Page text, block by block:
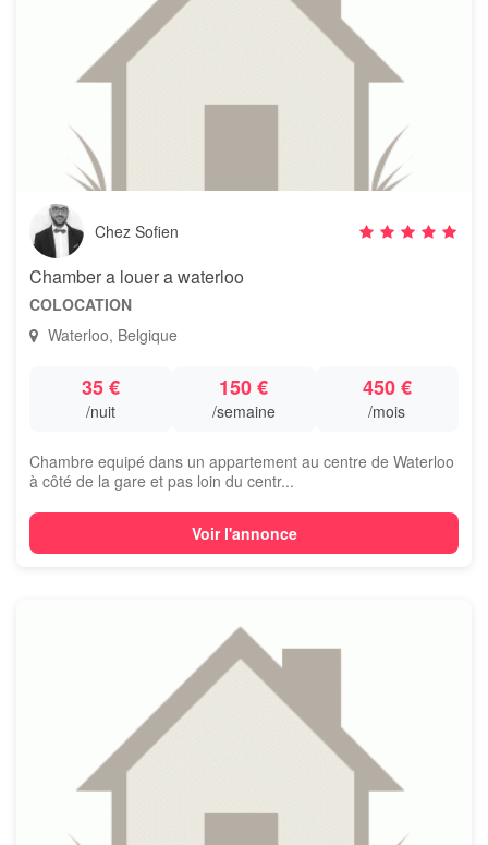
Chez Sofien
Chamber a louer a waterloo
COLOCATION
Waterloo, Belgique
35 €
/nuit
150 €
/semaine
450 €
/mois
Chambre equipé dans un appartement au centre de Waterloo
à côté de la gare et pas loin du centr...
Voir l'annonce